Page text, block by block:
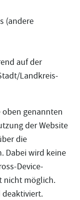
(andere
auf der
Landkreis-
genannten
der Website
die
Dabei wird keine
Device-
nicht möglich.
deaktiviert.